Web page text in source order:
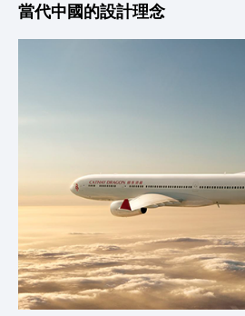
當代中國的設計理念